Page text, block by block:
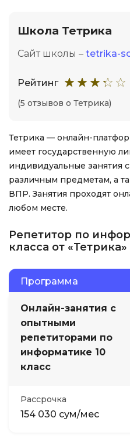
Школа Тетрика
Сайт школы – tetrika-
Рейтинг
(5 отзывов о Тетрика)
Тетрика — онлайн-
имеет государственную
индивидуальные занятия
различным предметам, а
ВПР. Занятия проходят
любом месте.
Репетитор по
класса от «Тетрика»
Программа
Онлайн-занятия с
опытными
репетиторами по
информатике 10
класс
Рассрочка
154 030 сум/мес